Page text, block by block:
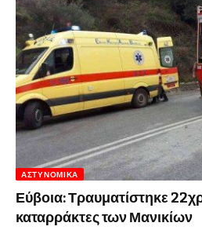
ΑΣΤΥΝΟΜΙΚΆ
Εύβοια: Τραυματίστηκε
καταρράκτες των Μανικίων